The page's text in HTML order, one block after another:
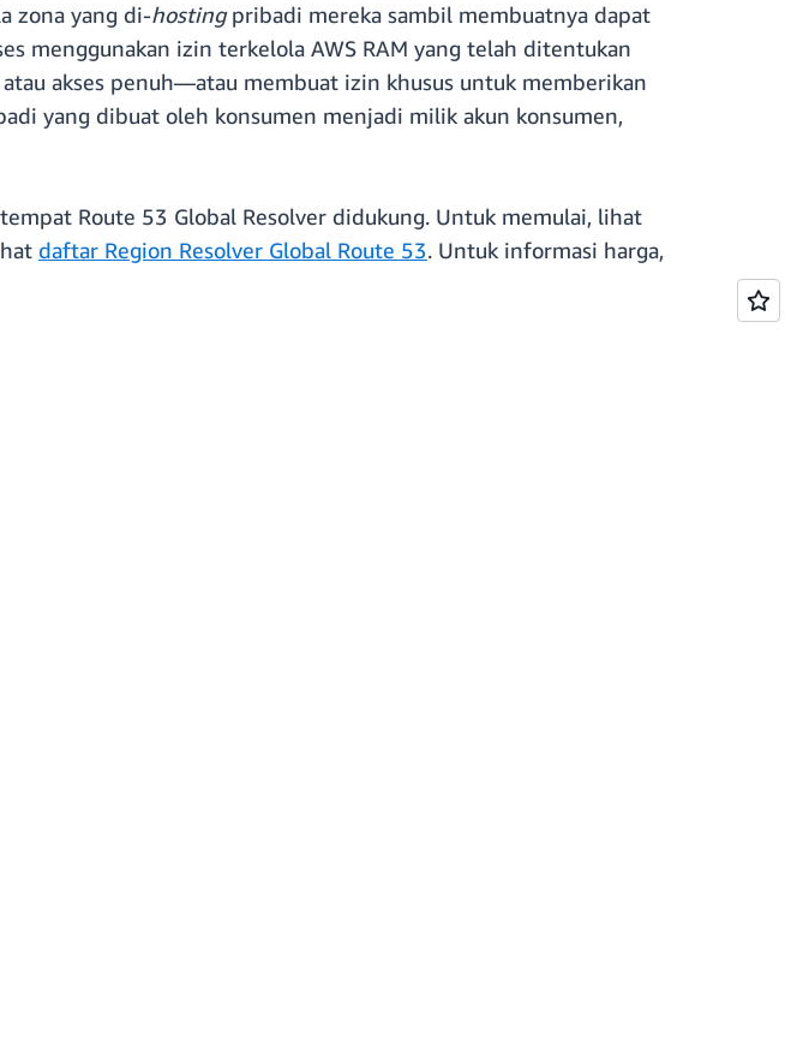
zona yang di-hostingpribadi mereka sambil membuatnya dapat
menggunakan izin terkelola AWS RAM yang telah ditentukan
akses penuh—atau membuat izin khusus untuk memberikan
yang dibuat oleh konsumen menjadi milik akun konsumen,
Route 53 Global Resolver didukung. Untuk memulai, lihat
daftar Region Resolver Global Route 53. Untuk informasi harga,